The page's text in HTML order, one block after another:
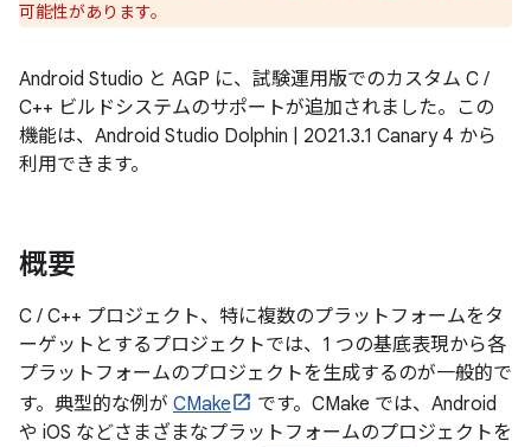
可能性があります。
Android Studio と AGP に、試験運用版でのカスタム C /
C++ ビルドシステムのサポートが追加されました。この
機能は、Android Studio Dolphin | 2021.3.1 Canary 4 から
利用できます。
概要
C / C++ プロジェクト、特に複数のプラットフォームをタ
ーゲットとするプロジェクトでは、1 つの基底表現から各
プラットフォームのプロジェクトを生成するのが一般的で
す。典型的な例が CMake
です。CMake では、Android
や iOS などさまざまなプラットフォームのプロジェクトを